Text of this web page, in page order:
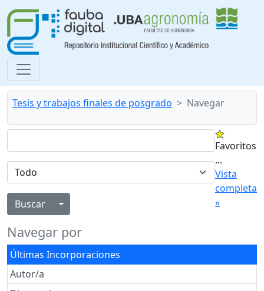
Tesis y trabajos finales de posgrado Navegar
Alternar menú desplegable
Favoritos
...
Vista
completa
»
Navegar por
Últimas Incorporaciones
Autor/a